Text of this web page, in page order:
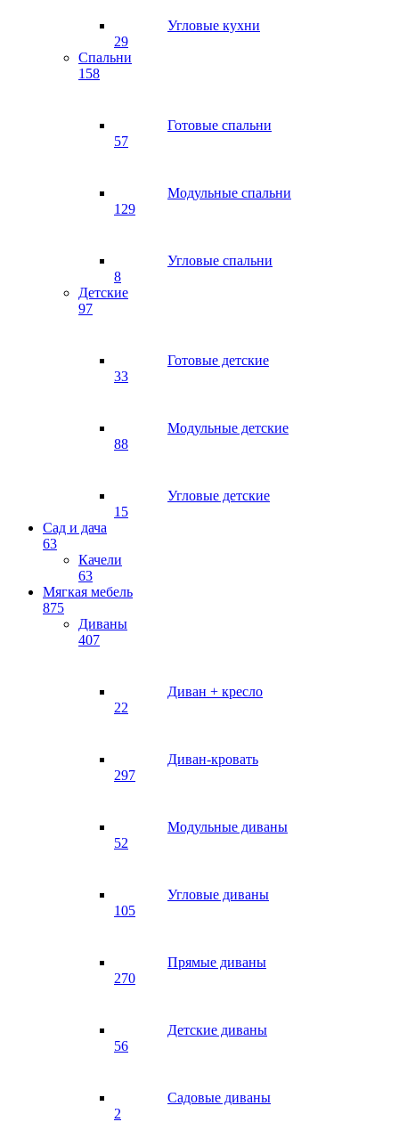
Угловые кухни
29
Спальни
158
Готовые спальни
57
Модульные спальни
129
Угловые спальни
8
Детские
97
Готовые детские
33
Модульные детские
88
Угловые детские
15
Сад и дача
63
Качели
63
Мягкая мебель
875
Диваны
407
Диван + кресло
22
Диван-кровать
297
Модульные диваны
52
Угловые диваны
105
Прямые диваны
270
Детские диваны
56
Садовые диваны
2